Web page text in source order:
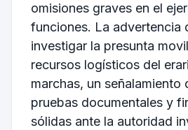
omisiones graves en el
funciones. La advertencia
investigar la presunta
recursos logísticos del
marchas, un señalamiento
pruebas documentales y
sólidas ante la autoridad